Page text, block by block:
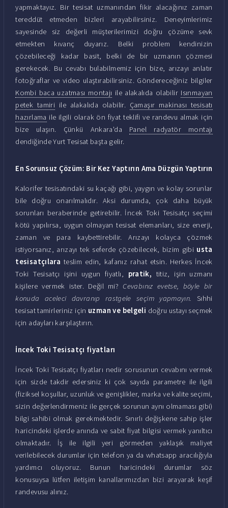
yapmaktayız. Bir tesisat uzmanından fikir alacağınız zaman
tereddüt etmeden bizleri arayabilirsiniz. Deneyimlerimiz
sayesinde siz değerli müşterilerimizi doğru çözüme sevk
etmekten kıvanç duyarız. Belki problem kendinizin
çözebileceği kadar basit, belki de bir uzmanın çözmesi
gerekecek. Bu cevabı bulabilmemiz için bize, arızayı anlatır
fotoğraflar ve video ulaştırabilirsiniz. Göndereceğiniz bilgiler
Kombi baca uzatması montajı ile alakalıda olabilir Isınmayan
petek tamiri ile alakalıda olabilir. Çamaşır makinası tesisatı
hazırlama ile ilgili olarak ön fiyat teklifi ve randevu almak için
bize ulaşın. Çünkü Ankara'da Panel radyatör montajı
dendiğinde Yurt Tesisat başta gelir.
En Sorunsuz Çözüm: Bir Kez Yaptırın Ama Düzgün Yaptırın
Kalorifer tesisatındaki su kaçağı gibi, yaygın ve kolay sorunlar
bile doğru onarılmalıdır. Aksi durumda, çok daha büyük
sorunları beraberinde getirebilir. İncek Toki Tesisatçı seçimi
kötü yapılırsa, uygun olmayan tesisat elemanları, size enerji,
zaman ve para kaybettirebilir. Arızayı kolayca çözmek
istiyorsanız, arızayı tek seferde çözebilecek, bizim gibi usta
tesisatçılara teslim edin, kafanız rahat etsin. Herkes İncek
Toki Tesisatçı işini uygun fiyatlı, pratik, titiz, işin uzmanı
kişilere vermek ister. Değil mi?Cevabınız evetse, böyle bir
konuda aceleci davranıp rastgele seçim yapmayın. Sıhhi
tesisat tamirleriniz için uzman ve belgeli doğru ustayı seçmek
için adayları karşılaştırın.
İncek Toki Tesisatçı fiyatları
İncek Toki Tesisatçı fiyatları nedir sorusunun cevabını vermek
için sizde takdir edersiniz ki çok sayıda parametre ile ilgili
(fiziksel koşullar, uzunluk ve genişlikler, marka ve kalite seçimi,
sizin değerlendirmeniz ile gerçek sorunun aynı olmaması gibi)
bilgi sahibi olmak gerekmektedir. Sınırlı değişkene sahip işler
haricindeki işlerde anında ve sabit fiyat bilgisi vermek yanıltıcı
olmaktadır. İş ile ilgili yeri görmeden yaklaşık maliyet
verilebilecek durumlar için telefon ya da whatsapp aracılığıyla
yardımcı oluyoruz. Bunun haricindeki durumlar söz
konusuysa lütfen iletişim kanallarımızdan bizi arayarak keşif
randevusu alınız.